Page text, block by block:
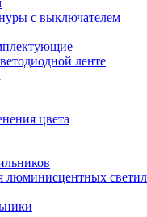
с выключателем
ленте
цвета